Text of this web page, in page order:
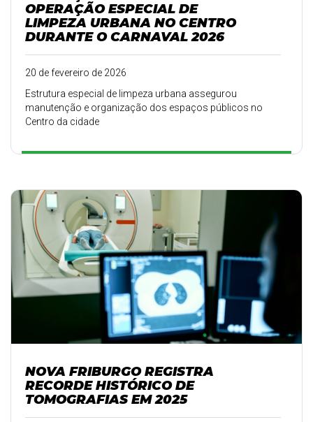
OPERAÇÃO ESPECIAL DE
LIMPEZA URBANA NO CENTRO
DURANTE O CARNAVAL 2026
20 de fevereiro de 2026
Estrutura especial de limpeza urbana assegurou
manutenção e organização dos espaços públicos no
Centro da cidade
NOVA FRIBURGO REGISTRA
RECORDE HISTÓRICO DE
TOMOGRAFIAS EM 2025